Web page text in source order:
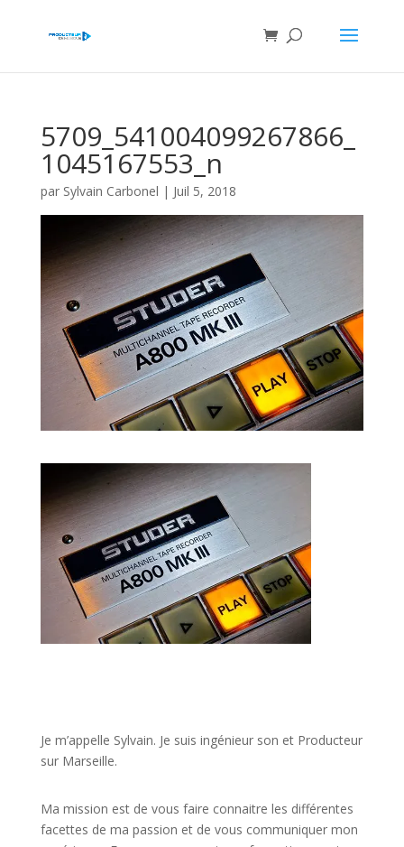
5709_541004099267866_
1045167553_n
par Sylvain Carbonel | Juil 5, 2018
Je m’appelle Sylvain. Je suis ingénieur son et Producteur
sur Marseille.
Ma mission est de vous faire connaitre les différentes
facettes de ma passion et de vous communiquer mon